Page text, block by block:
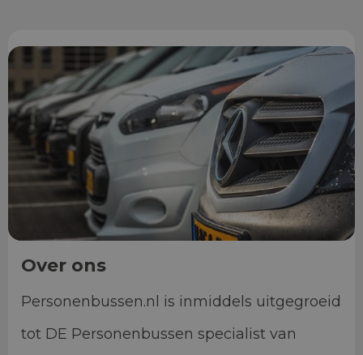
Over ons
Personenbussen.nl is inmiddels uitgegroeid
tot DE Personenbussen specialist van